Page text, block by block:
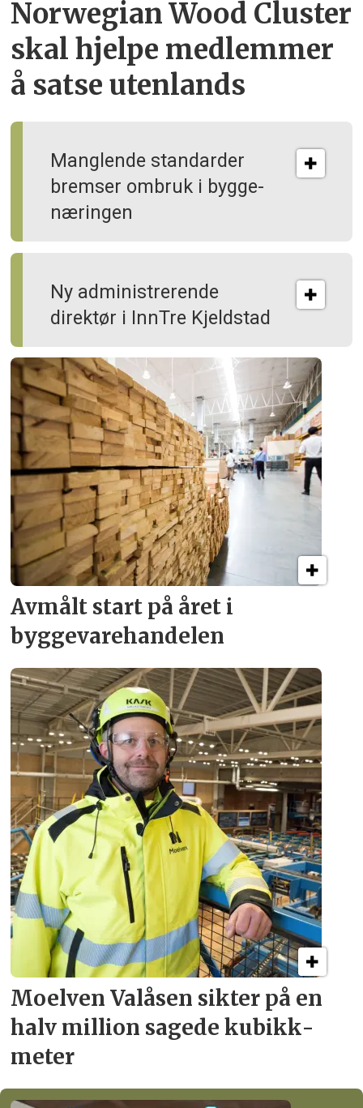
Norwegian Wood Cluster
skal hjelpe medlemmer
å satse utenlands
Manglende standarder
bremser ombruk i bygge­
næringen
Ny administrerende
direktør i InnTre Kjeldstad
Avmålt start på året i
byggevare­handelen
Moelven Valåsen sikter på en
halv million sagede kubikk­
meter